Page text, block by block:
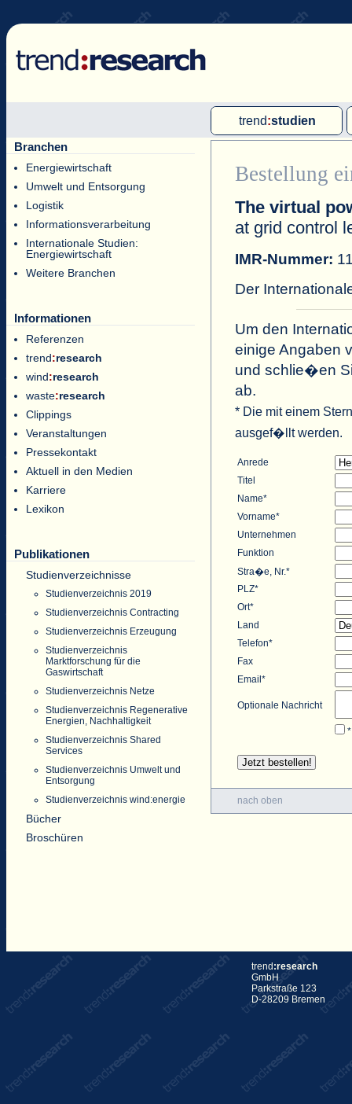
trend:studien
Single-Client-Studien
Internationale Markt Reports
Branchen
Energiewirtschaft
Umwelt und Entsorgung
Logistik
Informationsverarbeitung
Internationale Studien:
Energiewirtschaft
Weitere Branchen
Informationen
Referenzen
trend:research
wind:research
waste:research
Clippings
Veranstaltungen
Pressekontakt
Aktuell in den Medien
Karriere
Lexikon
Publikationen
Studienverzeichnisse
Studienverzeichnis 2019
Studienverzeichnis Contracting
Studienverzeichnis Erzeugung
Studienverzeichnis
Marktforschung für die
Gaswirtschaft
Studienverzeichnis Netze
Studienverzeichnis Regenerative
Energien, Nachhaltigkeit
Studienverzeichnis Shared
Services
Studienverzeichnis Umwelt und
Entsorgung
Studienverzeichnis wind:energie
Bücher
Broschüren
Bestellung
The virtual
at grid control
IMR-Nummer:
Der
Um den
einige Angaben
und schlie�en
ab.
* Die mit einem
ausgef�llt werden.
Anrede
Titel
Name*
Vorname*
Unternehmen
Funktion
Stra�e, Nr.*
PLZ*
Ort*
Land
Telefon*
Fax
Email*
Optionale Nachricht
nach oben
trend :research
GmbH
Parkstraße 123
D-28209 Bremen